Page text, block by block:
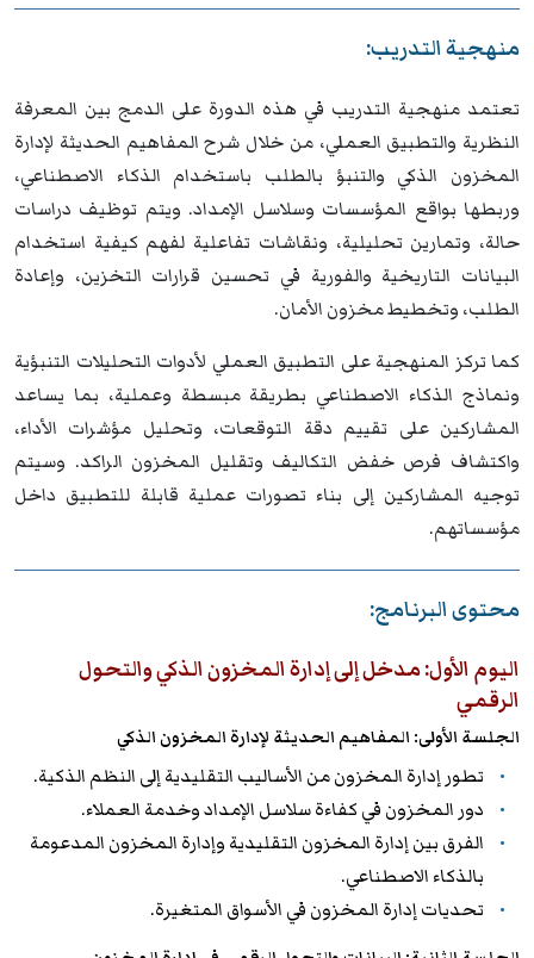
منهجية التدريب:
تعتمد منهجية التدريب في هذه الدورة على الدمج بين المعرفة
النظرية والتطبيق العملي، من خلال شرح المفاهيم الحديثة لإدارة
المخزون الذكي والتنبؤ بالطلب باستخدام الذكاء الاصطناعي،
وربطها بواقع المؤسسات وسلاسل الإمداد. ويتم توظيف دراسات
حالة، وتمارين تحليلية، ونقاشات تفاعلية لفهم كيفية استخدام
البيانات التاريخية والفورية في تحسين قرارات التخزين، وإعادة
الطلب، وتخطيط مخزون الأمان.
كما تركز المنهجية على التطبيق العملي لأدوات التحليلات التنبؤية
ونماذج الذكاء الاصطناعي بطريقة مبسطة وعملية، بما يساعد
المشاركين على تقييم دقة التوقعات، وتحليل مؤشرات الأداء،
واكتشاف فرص خفض التكاليف وتقليل المخزون الراكد. وسيتم
توجيه المشاركين إلى بناء تصورات عملية قابلة للتطبيق داخل
مؤسساتهم.
محتوى البرنامج:
اليوم الأول: مدخل إلى إدارة المخزون الذكي والتحول
الرقمي
الجلسة الأولى: المفاهيم الحديثة لإدارة المخزون الذكي
تطور إدارة المخزون من الأساليب التقليدية إلى النظم الذكية.
دور المخزون في كفاءة سلاسل الإمداد وخدمة العملاء.
الفرق بين إدارة المخزون التقليدية وإدارة المخزون المدعومة
بالذكاء الاصطناعي.
تحديات إدارة المخزون في الأسواق المتغيرة.